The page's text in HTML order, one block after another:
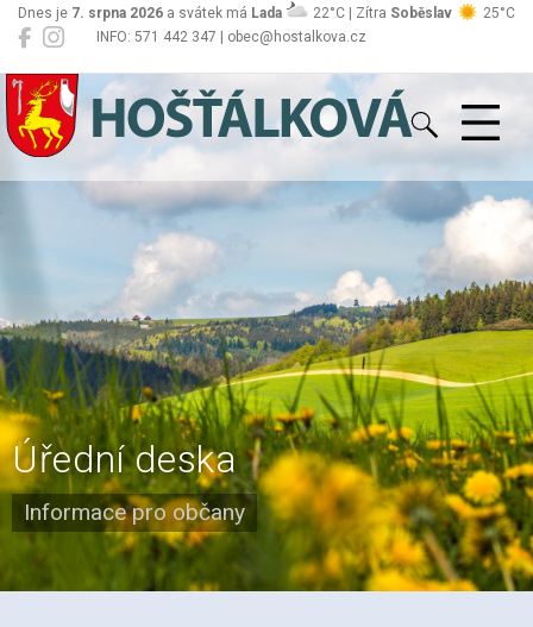
INFO: 571 442 347 | obec@hostalkova.cz
Dnes je 7. srpna 2026 a svátek má Lada 22°C | Zítra Soběslav 25°C
Hošťálková
Úřední deska
Informace pro občany